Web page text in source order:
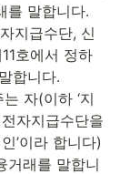
를 말합니다.
지급수단, 신
호에서 정하
합니다.
자(이하 ‘지
자지급수단을
’이라 합니다)
거래를 말합니